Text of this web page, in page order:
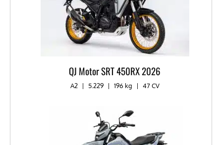
QJ Motor SRT 450RX 2026
A2 | 5.229 | 196 kg​ | 47 CV